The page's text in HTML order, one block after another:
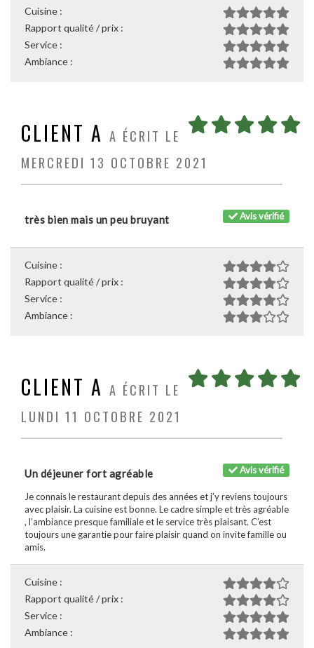
Cuisine :
Rapport qualité / prix :
Service :
Ambiance :
CLIENT A A ÉCRIT LE
MERCREDI 13 OCTOBRE 2021
Avis vérifié
très bien mais un peu bruyant
Cuisine :
Rapport qualité / prix :
Service :
Ambiance :
CLIENT A A ÉCRIT LE
LUNDI 11 OCTOBRE 2021
Avis vérifié
Un déjeuner fort agréable
Je connais le restaurant depuis des années et j’y reviens toujours
avec plaisir. La cuisine est bonne. Le cadre simple et très agréable
, l’ambiance presque familiale et le service très plaisant. C’est
toujours une garantie pour faire plaisir quand on invite famille ou
amis.
Cuisine :
Rapport qualité / prix :
Service :
Ambiance :